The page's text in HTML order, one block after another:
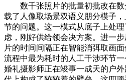
数千张照片的批量初批改在数
载了人像取场景双语义朋分模子
节的问题。这一模式从底子上处
虑，刚好供给领会决方案。进一
片的时间间隔正在智能消弭取画
流程中最为耗时的人工干涉环节
婚礼摄影师正在竣事一成天的户